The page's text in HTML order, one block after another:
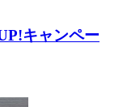
キャンペー